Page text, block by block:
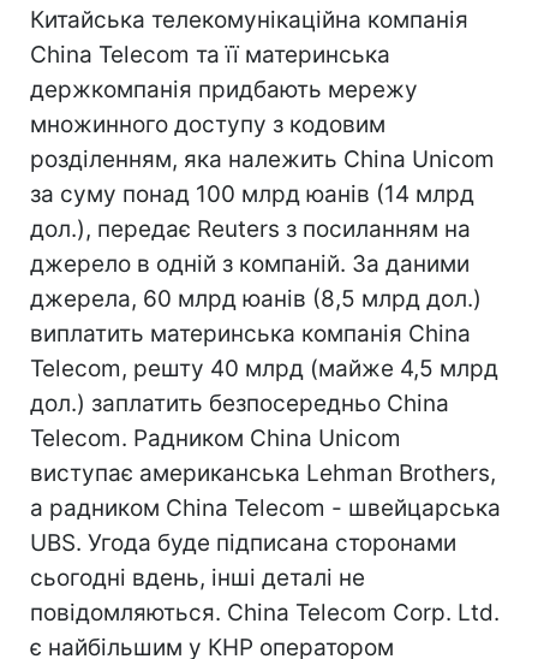
Китайська телекомунікаційна компанія
China Telecom та її материнська
держкомпанія придбають мережу
множинного доступу з кодовим
розділенням, яка належить China Unicom
за суму понад 100 млрд юанів (14 млрд
дол.), передає Reuters з посиланням на
джерело в одній з компаній. За даними
джерела, 60 млрд юанів (8,5 млрд дол.)
виплатить материнська компанія China
Telecom, решту 40 млрд (майже 4,5 млрд
дол.) заплатить безпосередньо China
Telecom. Радником China Unicom
виступає американська Lehman Brothers,
а радником China Telecom - швейцарська
UBS. Угода буде підписана сторонами
сьогодні вдень, інші деталі не
повідомляються. China Telecom Corp. Ltd.
є найбільшим у КНР оператором